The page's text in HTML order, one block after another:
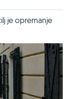
je opremanje